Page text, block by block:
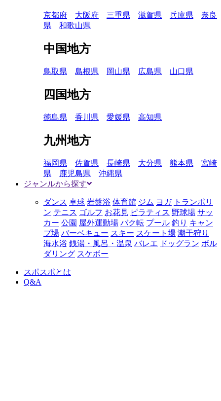
京都府 大阪府 三重県 滋賀県 兵庫県
奈良
県
和歌山県
中国地方
鳥取県 島根県 岡山県 広島県 山口県
四国地方
徳島県 香川県 愛媛県 高知県
九州地方
福岡県 佐賀県 長崎県 大分県 熊本県
宮崎
県
鹿児島県
沖縄県
ジャンルから探す
ダンス 卓球 岩盤浴 体育館 ジム ヨガ トランポリ
ン テニス ゴルフ お花見 ピラティス 野球場 サッ
カー 公園 屋外運動場 バク転 プール 釣り キャン
プ場 バーベキュー スキー スケート場 潮干狩り
海水浴 銭湯・風呂・温泉 バレエ ドッグラン ボル
ダリング スケボー
スポスポとは
Q&A